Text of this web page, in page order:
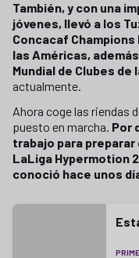
También, y con una
jóvenes, llevó a los
Concacaf Champions
las Américas,
Mundial de Clubes de
actualmente.
Ahora coge las riendas
puesto en marcha. Por
trabajo para preparar
LaLiga Hypermotion
conoció hace unos